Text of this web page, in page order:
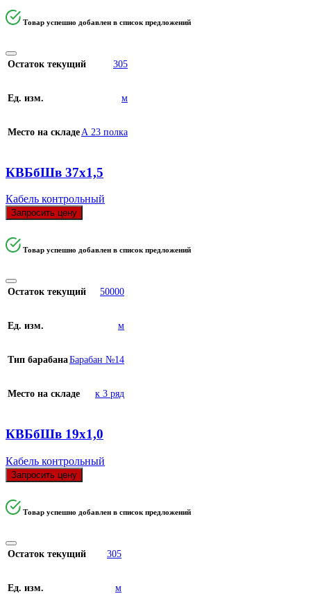
Товар успешно добавлен в список предложений
Остаток текущий 305
Ед. изм. м
Место на складеА 23 полка
КВБбШв 37х1,5
Кабель контрольный
Запросить цену
Товар успешно добавлен в список предложений
Остаток текущий 50000
Ед. изм. м
Тип барабанаБарабан №14
Место на складе к 3 ряд
КВБбШв 19х1,0
Кабель контрольный
Запросить цену
Товар успешно добавлен в список предложений
Остаток текущий 305
Ед. изм. м